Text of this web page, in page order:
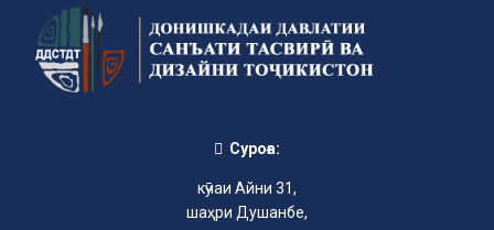
Суроға:
кӯчаи Айни 31,
шаҳри Душанбе,